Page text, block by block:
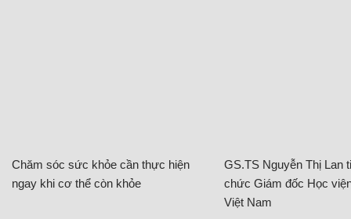
Chăm sóc sức khỏe cần thực hiện
ngay khi cơ thể còn khỏe
GS.TS Nguyễn Thị Lan
chức Giám đốc Học
Việt Nam